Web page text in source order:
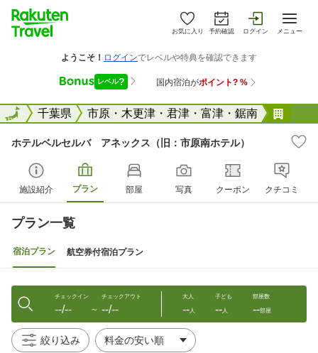
お気に入り 予約確認 ログイン メニュー
全国千葉県 市原・木更津・君津・富津・鋸南
全国
ホテルベルセルバ アネックス（旧：市原南ホテル）
施設紹介 プラン 部屋 写真 クーポン クチコミ
プラン一覧
宿泊プラン 航空券付宿泊プラン
チェックイン
--/-- 〜
チェックアウト
--/--
大人
--人
子ども
--人
部屋数
--部屋
絞り込み